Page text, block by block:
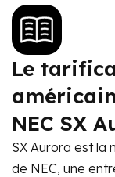
Le
NEC SX
SX Aurora est la
de NEC, une